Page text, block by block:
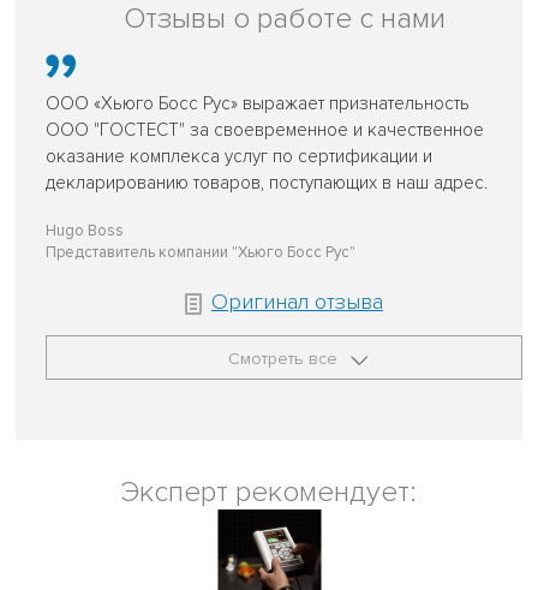
Отзывы о работе с нами
ООО «Хьюго Босс Рус» выражает признательность
ООО "ГОСТЕСТ" за своевременное и качественное
оказание комплекса услуг по сертификации и
декларированию товаров, поступающих в наш адрес.
Hugo Boss
Представитель компании "Хьюго Босс Рус"
Оригинал отзыва
Смотреть все
Эксперт рекомендует: